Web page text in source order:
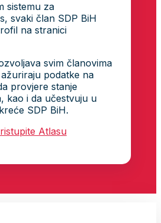
sistemu za
svaki član SDP BiH
na stranici
svim članovima
podatke na
provjere stanje
kao i da učestvuju u
SDP BiH.
Atlasu